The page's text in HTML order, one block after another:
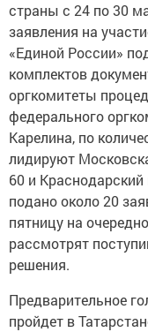
страны с 24 по 30
заявления на
«Единой России»
комплектов
оргкомитеты
федерального
Карелина, по
лидируют
60 и
подано около 20
пятницу на
рассмотрят
решения.
Предварительное
пройдет в